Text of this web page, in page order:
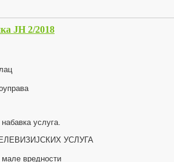
ЈН 2/2018
набавка услуга.
УСЛУГА
мале вредности